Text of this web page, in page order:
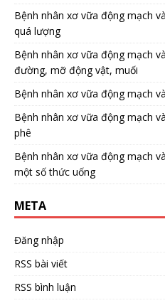
Bệnh nhân xơ vữa động mạch
quá lượng
Bệnh nhân xơ vữa động mạch
đường, mỡ động vật, muối
Bệnh nhân xơ vữa động mạch
Bệnh nhân xơ vữa động mạch
phê
Bệnh nhân xơ vữa động mạch
một số thức uống
META
Đăng nhập
RSS bài viết
RSS bình luận